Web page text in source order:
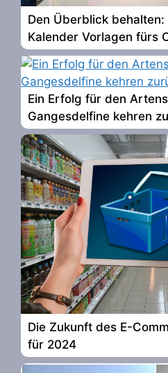
Den Überblick
Kalender Vorlagen fürs
Ein Erfolg für den
Gangesdelfine kehren
Die Zukunft des E-
für 2024